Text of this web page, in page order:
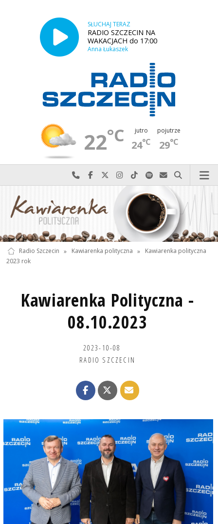
SŁUCHAJ TERAZ
RADIO SZCZECIN NA
WAKACJACH do 17:00
Anna Łukaszek
22°C jutro
24°C
pojutrze
29°C
Najlepiej po prostu do nas zadzwoń
Odwiedź nas na Facebook-u
Odwiedź nas na X
Odwiedź nas na Instagram-ie
Odwiedź nas na TikTok-u
Szukaj nas na Spotify
Wyślij do nas
Szukaj
Radio Szczecin » Kawiarenka polityczna »
Kawiarenka polityczna
2023 rok
Kawiarenka Polityczna -
08.10.2023
2023-10-08
RADIO SZCZECIN